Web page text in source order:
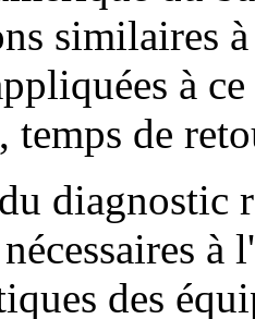
similaires
à
de
diagnostic
des